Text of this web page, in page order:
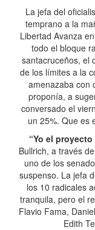
La jefa del
temprano a la
Libertad Avanza
todo el bloque
santacruceños, el
de los límites a la
amenazaba con
proponía, a
conversado el
un 25%. Que es
“Yo el
Bullrich, a través de
uno de los
suspenso. La jefa
los 10 radicales
tranquila, pero el
Flavio Fama,
Edith